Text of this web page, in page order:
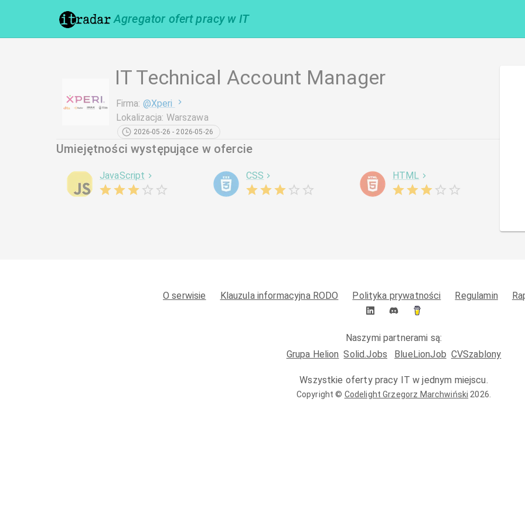
Agregator ofert pracy w IT
IT Technical Account Manager
Firma: @Xperi
Lokalizacja: Warszawa
2026-05-26 - 2026-05-26
Umiejętności występujące w ofercie
JavaScript CSS HTML
O serwisie Klauzula informacyjna RODO Polityka prywatności Regulamin
Naszymi partnerami są:
Grupa Helion Solid.Jobs BlueLionJob CVSzablony
Wszystkie oferty pracy IT w jednym miejscu.
Copyright © Codelight Grzegorz Marchwiński 2026.